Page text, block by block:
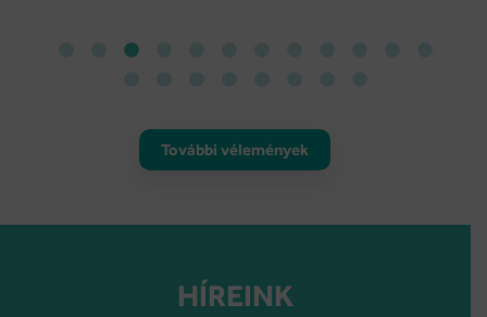
További vélemények
HÍREINK